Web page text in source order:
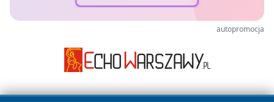
autopromocja